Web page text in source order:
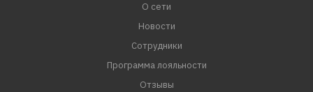
О сети
Новости
Сотрудники
Программа лояльности
Отзывы